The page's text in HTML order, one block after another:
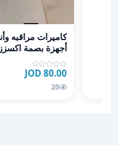
عرض تفاصيل
كاميرات مراقبه
أجهزة بصمة اكسزز
80.00 JOD
20